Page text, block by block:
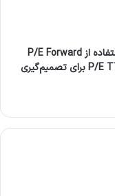
در تحلیل بنیادی، چرا استفاده از P/E Forward
(آینده‌نگر) نسبت به P/E TTM برای تصمیم‌گیری